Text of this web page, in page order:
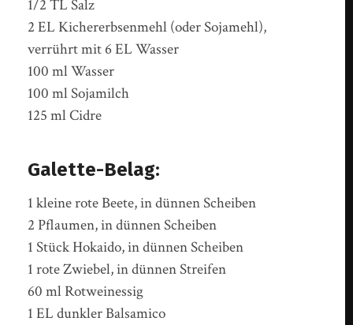
1/2 TL Salz
2 EL Kichererbsenmehl (oder Sojamehl),
verrührt mit 6 EL Wasser
100 ml Wasser
100 ml Sojamilch
125 ml Cidre
Galette-Belag:
1 kleine rote Beete, in dünnen Scheiben
2 Pflaumen, in dünnen Scheiben
1 Stück Hokaido, in dünnen Scheiben
1 rote Zwiebel, in dünnen Streifen
60 ml Rotweinessig
1 EL dunkler Balsamico